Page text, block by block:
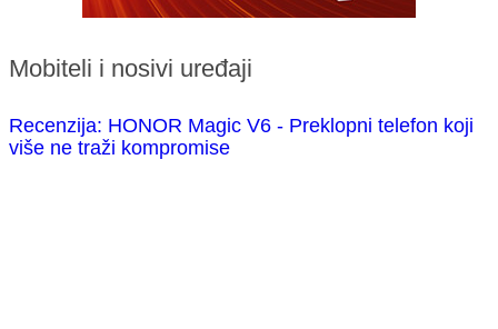
Mobiteli i nosivi uređaji
Recenzija: HONOR Magic V6 - Preklopni telefon koji
više ne traži kompromise